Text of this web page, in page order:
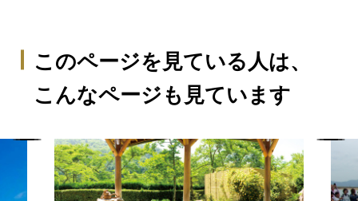
このページを見ている人は、
こんなページも見ています